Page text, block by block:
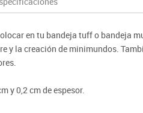
deportiva
Monitores interactivos
Pantallas de proyección
Soportes
en tu bandeja tuff o bandeja
y la creación de minimundos.
y 0,2 cm de espesor.